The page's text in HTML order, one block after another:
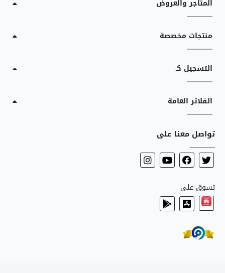
المتاجر والعروض
منتجات مخصصة
التسجيل كـ
الفلاتر العامة
تواصل معنا على
تسوق على